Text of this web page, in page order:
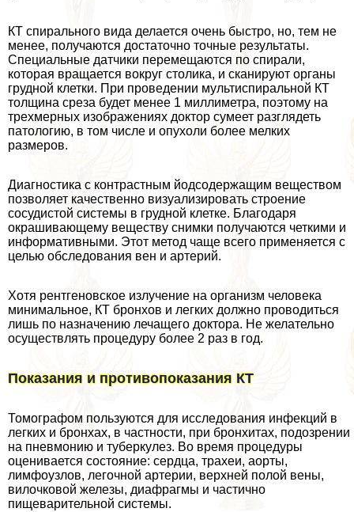
КТ спирального вида делается очень быстро, но, тем не
менее, получаются достаточно точные результаты.
Специальные датчики перемещаются по спирали,
которая вращается вокруг столика, и сканируют органы
грудной клетки. При проведении мультиспиральной КТ
толщина среза будет менее 1 миллиметра, поэтому на
трехмерных изображениях доктор сумеет разглядеть
патологию, в том числе и опухоли более мелких
размеров.
Диагностика с контрастным йодсодержащим веществом
позволяет качественно визуализировать строение
сосудистой системы в грудной клетке. Благодаря
окрашивающему веществу снимки получаются четкими и
информативными. Этот метод чаще всего применяется с
целью обследования вен и артерий.
Хотя рентгеновское излучение на организм человека
минимальное, КТ бронхов и легких должно проводиться
лишь по назначению лечащего доктора. Не желательно
осуществлять процедуру более 2 раз в год.
Показания и противопоказания КТ
Томографом пользуются для исследования инфекций в
легких и бронхах, в частности, при бронхитах, подозрении
на пневмонию и туберкулез. Во время процедуры
оценивается состояние: сердца, трахеи, аорты,
лимфоузлов, легочной артерии, верхней полой вены,
вилочковой железы, диафрагмы и частично
пищеварительной системы.